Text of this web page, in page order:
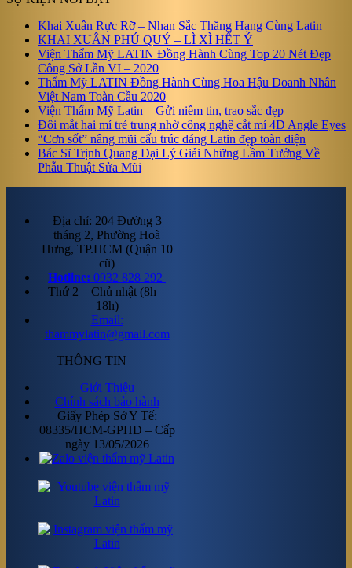
Khai Xuân Rực Rỡ – Nhan Sắc Thăng Hạng Cùng Latin
KHAI XUÂN PHÚ QUÝ – LÌ XÌ HẾT Ý
Viện Thẩm Mỹ LATIN Đồng Hành Cùng Top 20 Nét Đẹp
Công Sở Lần VI – 2020
Thẩm Mỹ LATIN Đồng Hành Cùng Hoa Hậu Doanh Nhân
Việt Nam Toàn Cầu 2020
Viện Thẩm Mỹ Latin – Gửi niềm tin, trao sắc đẹp
Đôi mắt hai mí trẻ trung nhờ công nghệ cắt mí 4D Angle Eyes
“Cơn sốt” nâng mũi cấu trúc dáng Latin đẹp toàn diện
Bác Sĩ Trịnh Quang Đại Lý Giải Những Lầm Tưởng Về
Phẫu Thuật Sửa Mũi
Địa chỉ: 204 Đường 3
tháng 2, Phường Hoà
Hưng, TP.HCM (Quận 10
cũ)
Hotline: 0932 828 292
Thứ 2 – Chủ nhật (8h –
18h)
Email:
thammylatin@gmail.com
THÔNG TIN
Giới Thiệu
Chính sách bảo hành
Giấy Phép Sở Y Tế:
08335/HCM-GPHĐ – Cấp
ngày 13/05/2026